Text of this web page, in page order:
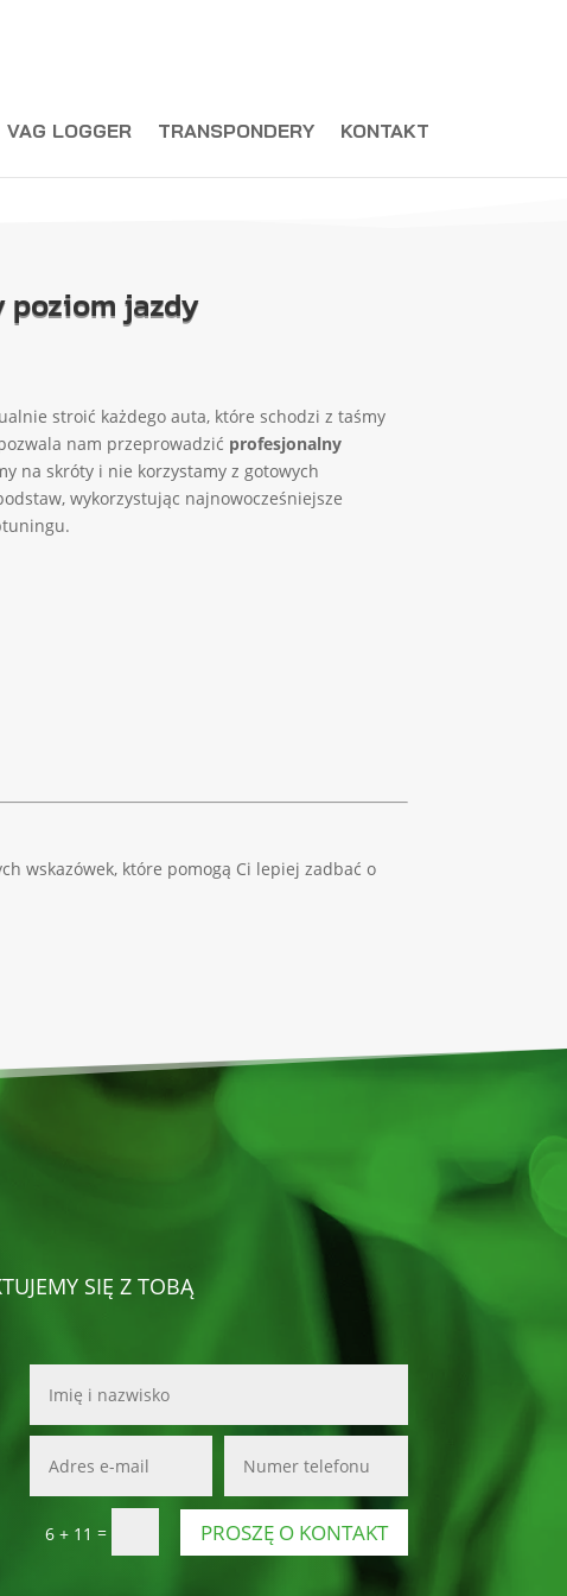
VAG LOGGER TRANSPONDERY KONTAKT
poziom jazdy
stroić każdego auta, które schodzi z taśmy
nam przeprowadzić profesjonalny
na skróty i nie korzystamy z gotowych
wykorzystując najnowocześniejsze
wskazówek, które pomogą Ci lepiej zadbać o
SIĘ Z TOBĄ
6 + 11 = PROSZĘ O KONTAKT